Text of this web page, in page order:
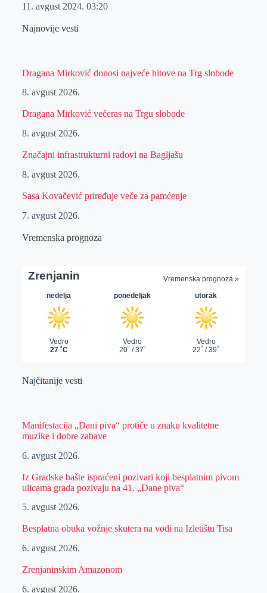
11. avgust 2024. 03:20
Najnovije vesti
Dragana Mirković donosi najveće hitove na Trg slobode
8. avgust 2026.
Dragana Mirković večeras na Trgu slobode
8. avgust 2026.
Značajni infrastrukturni radovi na Bagljašu
8. avgust 2026.
Sasa Kovačević priređuje veče za pamćenje
7. avgust 2026.
Vremenska prognoza
Najčitanije vesti
Manifestacija „Dani piva“ protiče u znaku kvalitetne
muzike i dobre zabave
6. avgust 2026.
Iz Gradske bašte ispraćeni pozivari koji besplatnim pivom
ulicama grada pozivaju na 41. „Dane piva“
5. avgust 2026.
Besplatna obuka vožnje skutera na vodi na Izletištu Tisa
6. avgust 2026.
Zrenjaninskim Amazonom
6. avgust 2026.